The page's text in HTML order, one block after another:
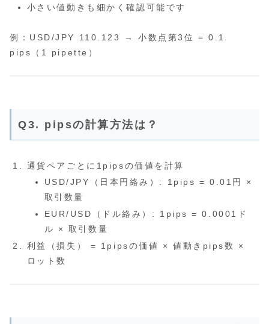
小さい値動きも細かく確認可能です
例：USD/JPY 110.123 → 小数点第3位 = 0.1
pips（1 pipette）
Q3. pipsの計算方法は？
通貨ペアごとに1pipsの価値を計算
USD/JPY（日本円絡み）: 1pips = 0.01円 ×
取引数量
EUR/USD（ドル絡み）: 1pips = 0.0001ド
ル × 取引数量
利益（損失） = 1pipsの価値 × 値動きpips数 ×
ロット数